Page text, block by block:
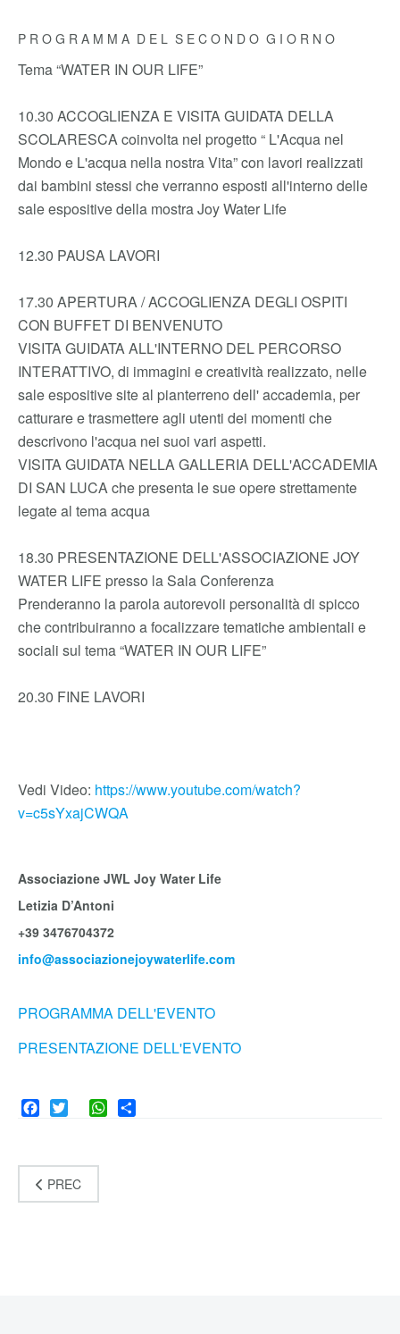
P R O G R A M M A D E L S E C O N D O G I O R N O
Tema “WATER IN OUR LIFE”
10.30 ACCOGLIENZA E VISITA GUIDATA DELLA
SCOLARESCA coinvolta nel progetto “ L'Acqua nel
Mondo e L'acqua nella nostra Vita” con lavori realizzati
dai bambini stessi che verranno esposti all'interno delle
sale espositive della mostra Joy Water Life
12.30 PAUSA LAVORI
17.30 APERTURA / ACCOGLIENZA DEGLI OSPITI
CON BUFFET DI BENVENUTO
VISITA GUIDATA ALL'INTERNO DEL PERCORSO
INTERATTIVO, di immagini e creatività realizzato, nelle
sale espositive site al pianterreno dell' accademia, per
catturare e trasmettere agli utenti dei momenti che
descrivono l'acqua nei suoi vari aspetti.
VISITA GUIDATA NELLA GALLERIA DELL'ACCADEMIA
DI SAN LUCA che presenta le sue opere strettamente
legate al tema acqua
18.30 PRESENTAZIONE DELL'ASSOCIAZIONE JOY
WATER LIFE presso la Sala Conferenza
Prenderanno la parola autorevoli personalità di spicco
che contribuiranno a focalizzare tematiche ambientali e
sociali sul tema “WATER IN OUR LIFE”
20.30 FINE LAVORI
Vedi Video: https://www.youtube.com/watch?
v=c5sYxajCWQA
Associazione JWL Joy Water Life
Letizia D’Antoni
+39 3476704372
info@associazionejoywaterlife.com
PROGRAMMA DELL'EVENTO
PRESENTAZIONE DELL'EVENTO
PREC